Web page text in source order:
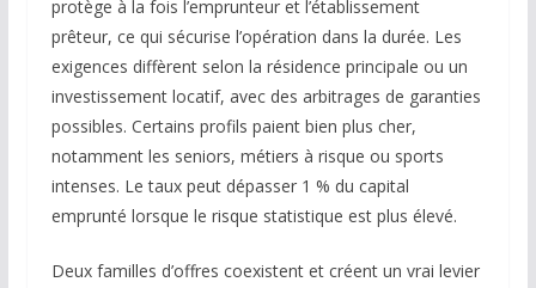
protège à la fois l’emprunteur et l’établissement
prêteur, ce qui sécurise l’opération dans la durée. Les
exigences diffèrent selon la résidence principale ou un
investissement locatif, avec des arbitrages de garanties
possibles. Certains profils paient bien plus cher,
notamment les seniors, métiers à risque ou sports
intenses. Le taux peut dépasser 1 % du capital
emprunté lorsque le risque statistique est plus élevé.
Deux familles d’offres coexistent et créent un vrai levier